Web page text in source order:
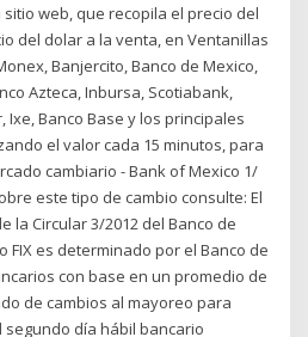
web, que recopila el precio del
del dolar a la venta, en Ventanillas
Banjercito, Banco de Mexico,
Azteca, Inbursa, Scotiabank,
Ixe, Banco Base y los principales
el valor cada 15 minutos, para
cambiario - Bank of Mexico 1/
este tipo de cambio consulte: El
la Circular 3/2012 del Banco de
FIX es determinado por el Banco de
con base en un promedio de
de cambios al mayoreo para
día hábil bancario